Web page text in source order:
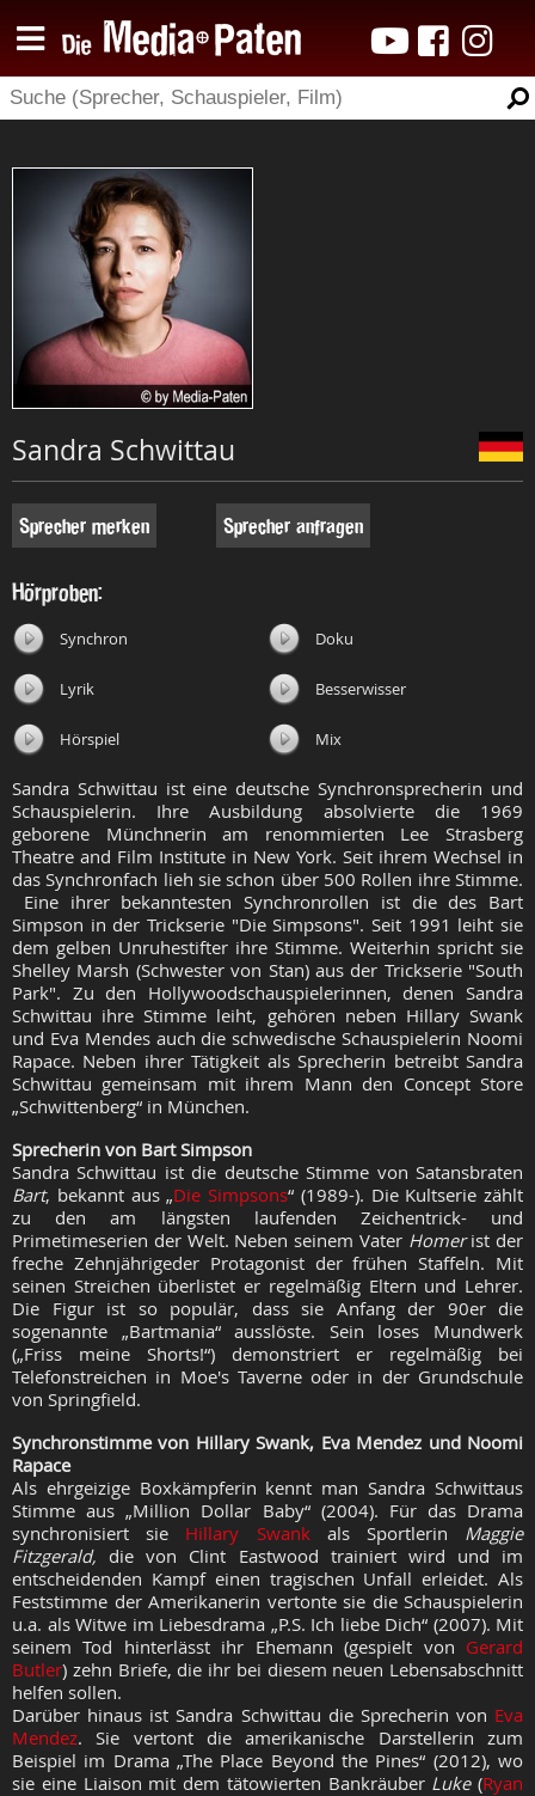
Sandra Schwittau
Sprecher merken Sprecher anfragen
Hörproben:
Synchron Doku
Lyrik Besserwisser
Hörspiel Mix
Sandra Schwittau ist eine deutsche Synchronsprecherin und
Schauspielerin. Ihre Ausbildung absolvierte die 1969
geborene Münchnerin am renommierten Lee Strasberg
Theatre and Film Institute in New York. Seit ihrem Wechsel in
das Synchronfach lieh sie schon über 500 Rollen ihre Stimme.
Eine ihrer bekanntesten Synchronrollen ist die des Bart
Simpson in der Trickserie "Die Simpsons". Seit 1991 leiht sie
dem gelben Unruhestifter ihre Stimme. Weiterhin spricht sie
Shelley Marsh (Schwester von Stan) aus der Trickserie "South
Park". Zu den Hollywoodschauspielerinnen, denen Sandra
Schwittau ihre Stimme leiht, gehören neben Hillary Swank
und Eva Mendes auch die schwedische Schauspielerin Noomi
Rapace. Neben ihrer Tätigkeit als Sprecherin betreibt Sandra
Schwittau gemeinsam mit ihrem Mann den Concept Store
„Schwittenberg“ in München.
Sprecherin von Bart Simpson
Sandra Schwittau ist die deutsche Stimme von Satansbraten
Bart, bekannt aus „Die Simpsons“ (1989-). Die Kultserie zählt
zu den am längsten laufenden Zeichentrick- und
Primetimeserien der Welt. Neben seinem Vater Homerist der
freche Zehnjährigeder Protagonist der frühen Staffeln. Mit
seinen Streichen überlistet er regelmäßig Eltern und Lehrer.
Die Figur ist so populär, dass sie Anfang der 90er die
sogenannte „Bartmania“ ausslöste. Sein loses Mundwerk
(„Friss meine Shorts!“) demonstriert er regelmäßig bei
Telefonstreichen in Moe's Taverne oder in der Grundschule
von Springfield.
Synchronstimme von Hillary Swank, Eva Mendez und Noomi
Rapace
Als ehrgeizige Boxkämpferin kennt man Sandra Schwittaus
Stimme aus „Million Dollar Baby“ (2004). Für das Drama
synchronisiert sie Hillary Swankals Sportlerin Maggie
Fitzgerald, die von Clint Eastwood trainiert wird und im
entscheidenden Kampf einen tragischen Unfall erleidet. Als
Feststimme der Amerikanerin vertonte sie die Schauspielerin
u.a. als Witwe im Liebesdrama „P.S. Ich liebe Dich“ (2007). Mit
seinem Tod hinterlässt ihr Ehemann (gespielt von Gerard
Butler) zehn Briefe, die ihr bei diesem neuen Lebensabschnitt
helfen sollen.
Darüber hinaus ist Sandra Schwittau die Sprecherin von Eva
Mendez. Sie vertont die amerikanische Darstellerin zum
Beispiel im Drama „The Place Beyond the Pines“ (2012), wo
sie eine Liaison mit dem tätowierten Bankräuber Luke(Ryan